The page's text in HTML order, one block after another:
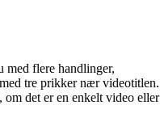
med flere handlinger,
tre prikker nær videotitlen.
det er en enkelt video eller